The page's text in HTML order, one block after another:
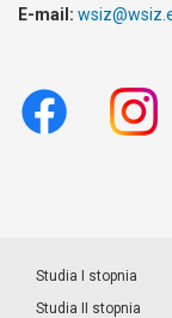
E-mail:
Studia I stopnia
Studia II stopnia